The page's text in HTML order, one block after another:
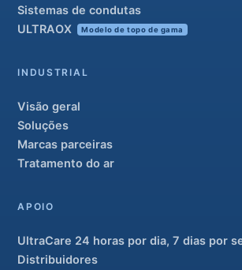
Sistemas de condutas
ULTRAOX
Modelo de topo de gama
INDUSTRIAL
Visão geral
Soluções
Marcas parceiras
Tratamento do ar
APOIO
UltraCare 24 horas por dia, 7 dias por
Distribuidores